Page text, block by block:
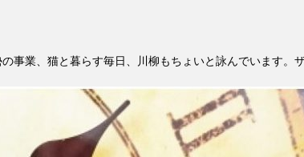
業、猫と暮らす毎日、川柳もちょいと詠んでいます。